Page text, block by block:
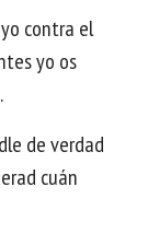
contra el
yo os
de verdad
cuán